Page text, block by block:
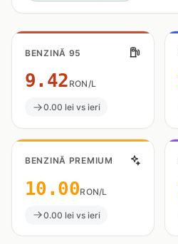
BENZINĂ 95
9.42 RON/L
0.00 lei vs ieri
BENZINĂ PREMIUM
10.00RON/L
0.00 lei vs ieri